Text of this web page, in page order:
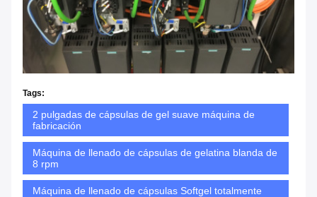
Tags:
2 pulgadas de cápsulas de gel suave máquina de
fabricación
Máquina de llenado de cápsulas de gelatina blanda de
8 rpm
Máquina de llenado de cápsulas Softgel totalmente